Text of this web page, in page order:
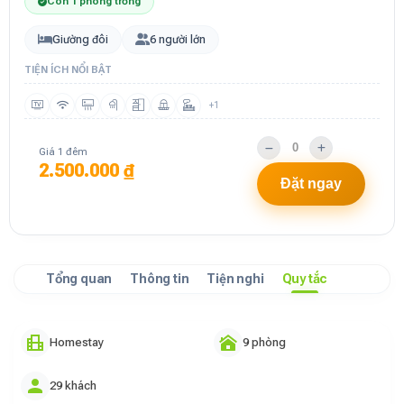
Giường đôi 6 người lớn
TIỆN ÍCH NỔI BẬT
+1
Giá 1 đêm
2.500.000 ₫
Đặt ngay
Tổng quan Thông tin Tiện nghi Quy tắc
Homestay 9 phòng
29 khách